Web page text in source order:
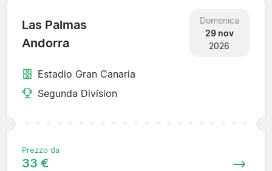
Las Palmas
Andorra
Domenica
29 nov
2026
Estadio Gran Canaria
Segunda Division
Prezzo da
33 €